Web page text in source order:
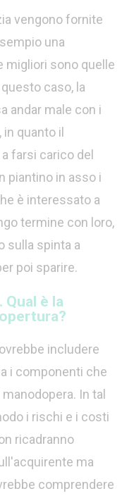
vengono fornite
una
migliori sono quelle
caso, la
andar male con i
in quanto il
farsi carico del
piantino in asso i
è interessato a
termine con loro,
sulla spinta a
poi sparire.
Qual è la
includere
i componenti che
manodopera. In tal
i rischi e i costi
ricadranno
ma
comprendere